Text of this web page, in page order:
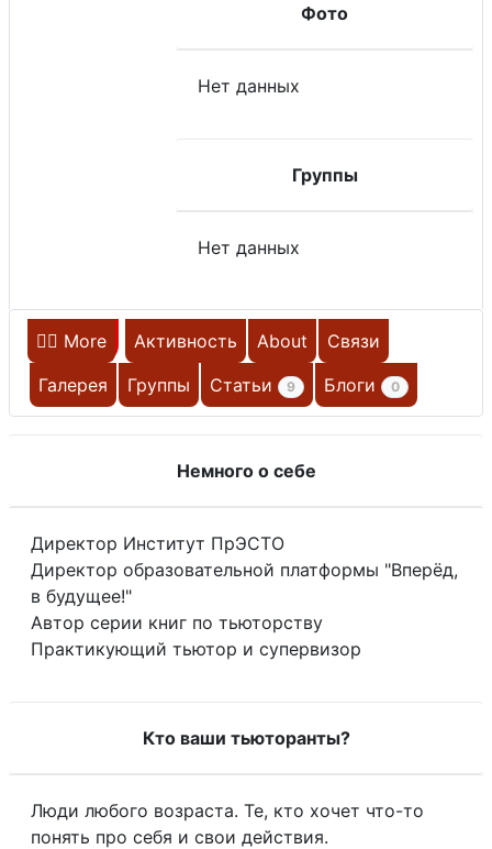
НЕ НА САЙТЕ
Фото
Нет данных
Группы
Нет данных
Главная Активность About
Связи
Галерея
Группы Статьи 9 Блоги 0
More
Немного о себе
Директор Институт ПрЭСТО
Директор образовательной платформы "Вперёд,
в будущее!"
Автор серии книг по тьюторству
Практикующий тьютор и супервизор
Кто ваши тьюторанты?
Люди любого возраста. Те, кто хочет что-то
понять про себя и свои действия.